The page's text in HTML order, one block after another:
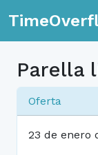
Parella
Oferta
23 de enero